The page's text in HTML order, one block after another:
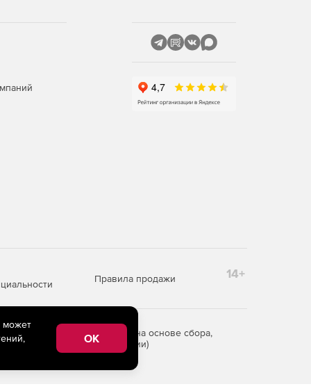
Правила продажи 14+
информации на основе сбора,
Российской Федерации)
может
OK